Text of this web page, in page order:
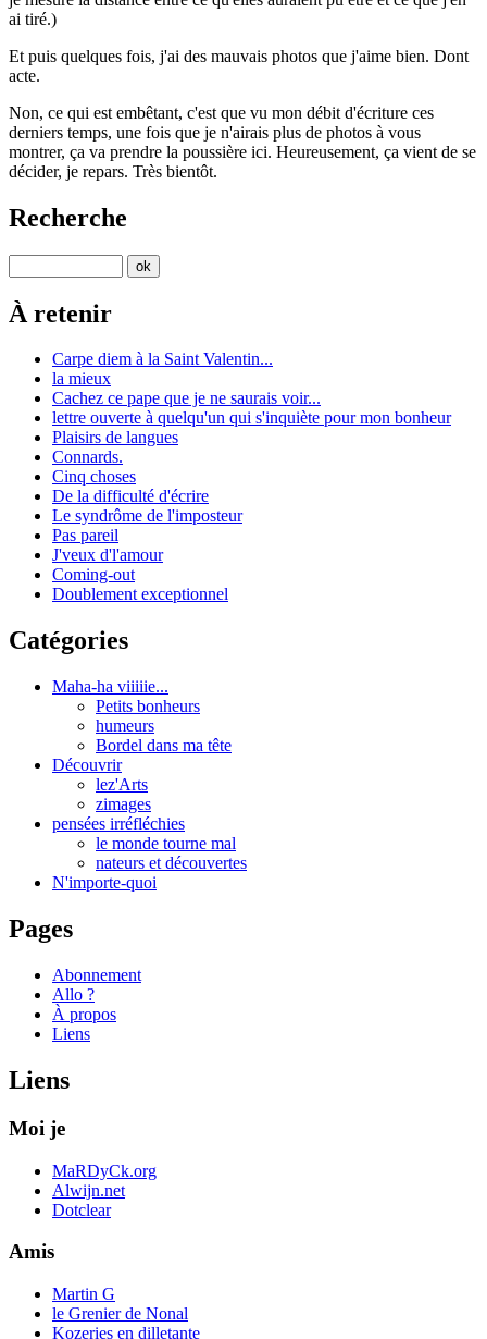
ai tiré.)
Et puis quelques fois, j'ai des mauvais photos que j'aime bien. Dont
acte.
Non, ce qui est embêtant, c'est que vu mon débit d'écriture ces
derniers temps, une fois que je n'airais plus de photos à vous
montrer, ça va prendre la poussière ici. Heureusement, ça vient de se
décider, je repars. Très bientôt.
Recherche
À retenir
Carpe diem à la Saint Valentin...
la mieux
Cachez ce pape que je ne saurais voir...
lettre ouverte à quelqu'un qui s'inquiète pour mon bonheur
Plaisirs de langues
Connards.
Cinq choses
De la difficulté d'écrire
Le syndrôme de l'imposteur
Pas pareil
J'veux d'l'amour
Coming-out
Doublement exceptionnel
Catégories
Maha-ha viiiiie...
Petits bonheurs
humeurs
Bordel dans ma tête
Découvrir
lez'Arts
zimages
pensées irréfléchies
le monde tourne mal
nateurs et découvertes
N'importe-quoi
Pages
Abonnement
Allo ?
À propos
Liens
Liens
Moi je
MaRDyCk.org
Alwijn.net
Dotclear
Amis
Martin G
le Grenier de Nonal
Kozeries en dilletante